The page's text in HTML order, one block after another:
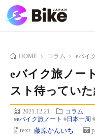
HOME コラム eバイ
eバイク旅ノー
スト待ってい
2021.12.21 コラム
#eバイク旅ノート #日本一周 #
text 藤原かんいち